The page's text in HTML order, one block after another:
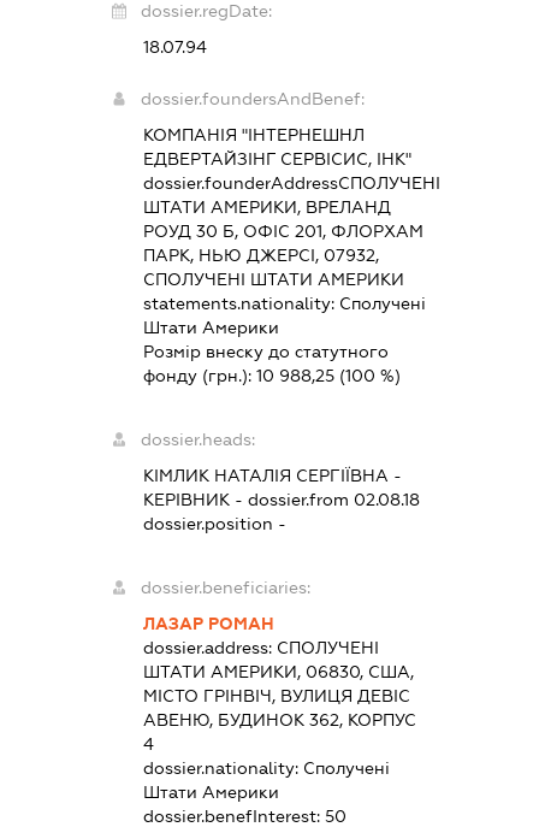
dossier.regDate:
18.07.94
dossier.foundersAndBenef:
КОМПАНІЯ "ІНТЕРНЕШНЛ
ЕДВЕРТАЙЗІНГ СЕРВІСИС, ІНК"
dossier.founderAddressСПОЛУЧЕНІ
ШТАТИ АМЕРИКИ, ВРЕЛАНД
РОУД 30 Б, ОФІС 201, ФЛОРХАМ
ПАРК, НЬЮ ДЖЕРСІ, 07932,
СПОЛУЧЕНІ ШТАТИ АМЕРИКИ
statements.nationality: Сполучені
Штати Америки
Розмір внеску до статутного
фонду (грн.): 10 988,25(100 %)
dossier.heads:
КІМЛИК НАТАЛІЯ СЕРГІЇВНА -
КЕРІВНИК - dossier.from 02.08.18
dossier.position -
dossier.beneficiaries:
ЛАЗАР РОМАН
dossier.address: СПОЛУЧЕНІ
ШТАТИ АМЕРИКИ, 06830, США,
МІСТО ГРІНВІЧ, ВУЛИЦЯ ДЕВІС
АВЕНЮ, БУДИНОК 362, КОРПУС
4
dossier.nationality: Сполучені
Штати Америки
dossier.benefInterest: 50